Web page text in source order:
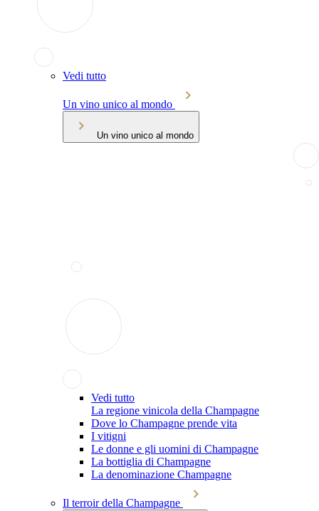
Vedi tutto
Un vino unico al mondo
Un vino unico al mondo
Vedi tutto
La regione vinicola della Champagne
Dove lo Champagne prende vita
I vitigni
Le donne e gli uomini di Champagne
La bottiglia di Champagne
La denominazione Champagne
Il terroir della Champagne